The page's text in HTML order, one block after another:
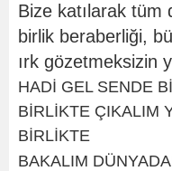
Bize katılarak tüm
birlik beraberliği,
ırk gözetmeksizin
HADİ GEL SENDE
BİRLİKTE ÇIKALIM
BİRLİKTE
BAKALIM